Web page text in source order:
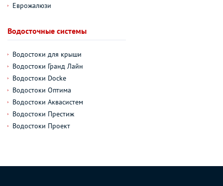
Еврожалюзи
Водосточные системы
Водостоки для крыши
Водостоки Гранд Лайн
Водостоки Docke
Водостоки Оптима
Водостоки Аквасистем
Водостоки Престиж
Водостоки Проект